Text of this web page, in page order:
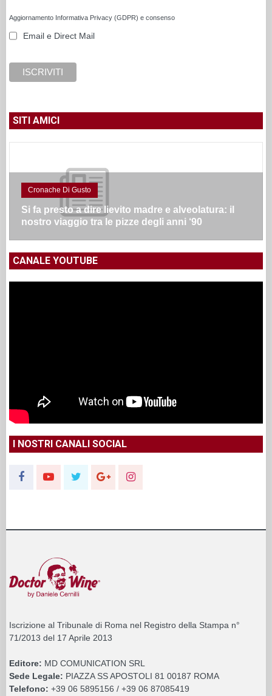
Aggiornamento Informativa Privacy (GDPR) e consenso
Email e Direct Mail
SITI AMICI
Cronache Di Gusto
Si fa presto a dire lievito madre e alveolatura: il
nostro viaggio tra le pizze degli anni ‘90
CANALE YOUTUBE
I NOSTRI CANALI SOCIAL
Iscrizione al Tribunale di Roma nel Registro della Stampa n°
71/2013 del 17 Aprile 2013
Editore: MD COMUNICATION SRL
Sede Legale: PIAZZA SS APOSTOLI 81 00187 ROMA
Telefono: +39 06 5895156 / +39 06 87085419